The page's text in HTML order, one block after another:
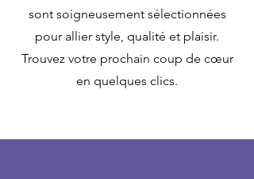
sont soigneusement sélectionnées
pour allier style, qualité et plaisir.
Trouvez votre prochain coup de cœur
en quelques clics.